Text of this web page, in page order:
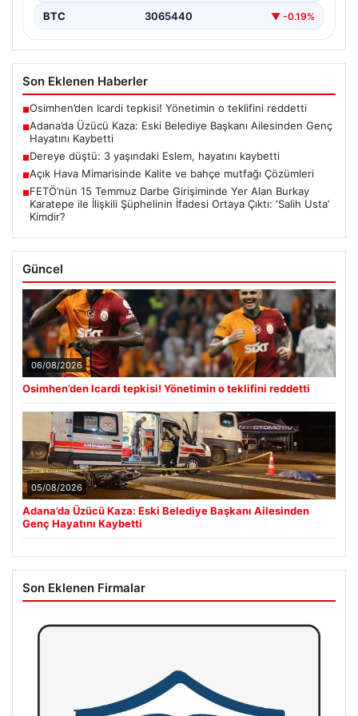
BTC 3065440 ▼ -0.19%
Son Eklenen Haberler
■Osimhen’den Icardi tepkisi! Yönetimin o teklifini reddetti
■Adana’da Üzücü Kaza: Eski Belediye Başkanı Ailesinden Genç
Hayatını Kaybetti
■Dereye düştü: 3 yaşındaki Eslem, hayatını kaybetti
■Açık Hava Mimarisinde Kalite ve bahçe mutfağı Çözümleri
■FETÖ’nün 15 Temmuz Darbe Girişiminde Yer Alan Burkay
Karatepe ile İlişkili Şüphelinin İfadesi Ortaya Çıktı: ‘Salih Usta’
Kimdir?
Güncel
06/08/2026
Osimhen’den Icardi tepkisi! Yönetimin o teklifini reddetti
05/08/2026
Adana’da Üzücü Kaza: Eski Belediye Başkanı Ailesinden
Genç Hayatını Kaybetti
Son Eklenen Firmalar